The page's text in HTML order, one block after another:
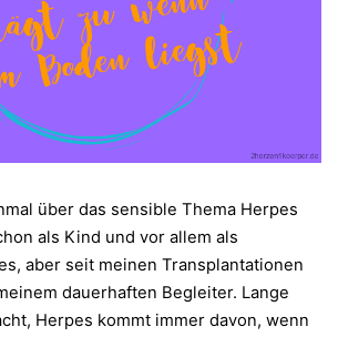
über das sensible Thema Herpes
als Kind und vor allem als
aber seit meinen Transplantationen
dauerhaften Begleiter. Lange
Herpes kommt immer davon, wenn